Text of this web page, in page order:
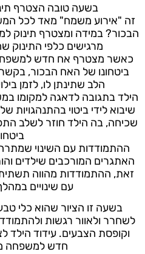
בשעה טובה הצטרף
זה "אירוע משמח" מאד לכל
הבכור? במידה ומצטרף תינוק
מרגישים כלפי
כאשר מצטרף אח חדש
ביטחונו של האח הבכור,
הלב שתינתן לו, לזמן
הילד בתגובה לדאגה למקומו
שיבוא לידי ביטוי בהתנהגויות
שכיחה, בה הילד חוזר לשלב
ההתמודדות עם השינוי
האתגרים המורכבים שילדים
זאת, ההתמודדות מהווה
עם שינויים
בשעה זו הציור שהוא כלי
לשחרר ולאוור רגשות
וקופסת הצבעים. עידוד הילד
חדש למשפחה